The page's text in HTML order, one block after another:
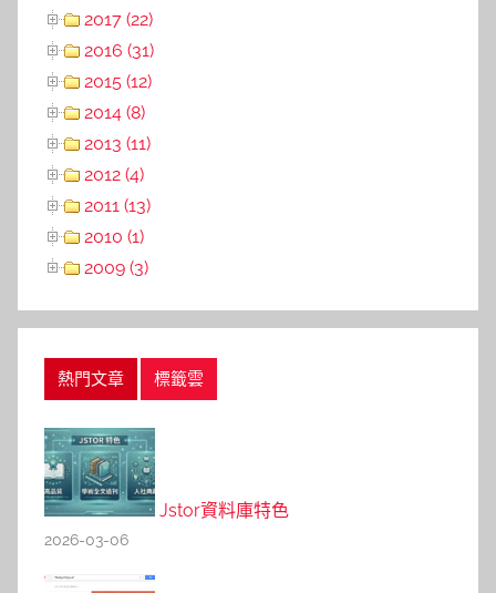
2017 (22)
2016 (31)
2015 (12)
2014 (8)
2013 (11)
2012 (4)
2011 (13)
2010 (1)
2009 (3)
熱門文章 標籤雲
Jstor資料庫特色
2026-03-06